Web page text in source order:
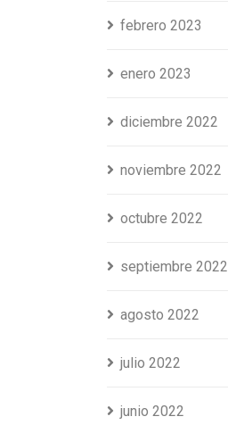
febrero 2023
enero 2023
diciembre 2022
noviembre 2022
octubre 2022
septiembre 2022
agosto 2022
julio 2022
junio 2022